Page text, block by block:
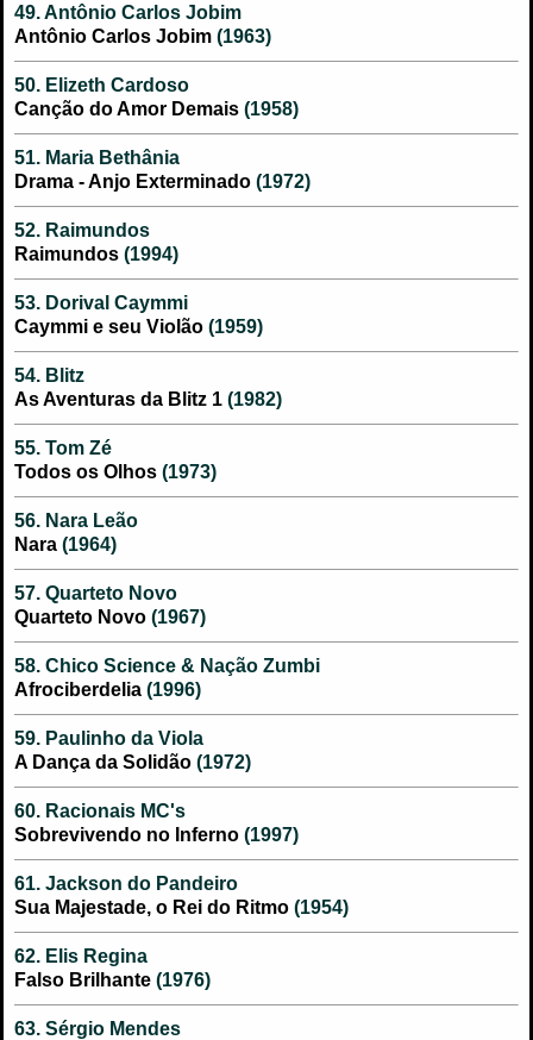
49. Antônio Carlos Jobim
Antônio Carlos Jobim (1963)
50. Elizeth Cardoso
Canção do Amor Demais (1958)
51. Maria Bethânia
Drama - Anjo Exterminado (1972)
52. Raimundos
Raimundos (1994)
53. Dorival Caymmi
Caymmi e seu Violão (1959)
54. Blitz
As Aventuras da Blitz 1 (1982)
55. Tom Zé
Todos os Olhos (1973)
56. Nara Leão
Nara (1964)
57. Quarteto Novo
Quarteto Novo (1967)
58. Chico Science & Nação Zumbi
Afrociberdelia (1996)
59. Paulinho da Viola
A Dança da Solidão (1972)
60. Racionais MC's
Sobrevivendo no Inferno (1997)
61. Jackson do Pandeiro
Sua Majestade, o Rei do Ritmo (1954)
62. Elis Regina
Falso Brilhante (1976)
63. Sérgio Mendes